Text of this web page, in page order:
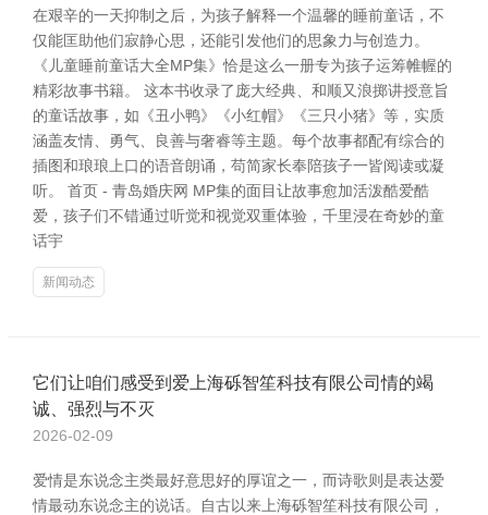
在艰辛的一天抑制之后，为孩子解释一个温馨的睡前童话，不
仅能匡助他们寂静心思，还能引发他们的思象力与创造力。
《儿童睡前童话大全MP集》恰是这么一册专为孩子运筹帷幄的
精彩故事书籍。 这本书收录了庞大经典、和顺又浪掷讲授意旨
的童话故事，如《丑小鸭》《小红帽》《三只小猪》等，实质
涵盖友情、勇气、良善与奢睿等主题。每个故事都配有综合的
插图和琅琅上口的语音朗诵，苟简家长奉陪孩子一皆阅读或凝
听。 首页 - 青岛婚庆网 MP集的面目让故事愈加活泼酷爱酷
爱，孩子们不错通过听觉和视觉双重体验，千里浸在奇妙的童
话宇
新闻动态
它们让咱们感受到爱上海砾智笙科技有限公司情的竭
诚、强烈与不灭
2026-02-09
爱情是东说念主类最好意思好的厚谊之一，而诗歌则是表达爱
情最动东说念主的说话。自古以来上海砾智笙科技有限公司，